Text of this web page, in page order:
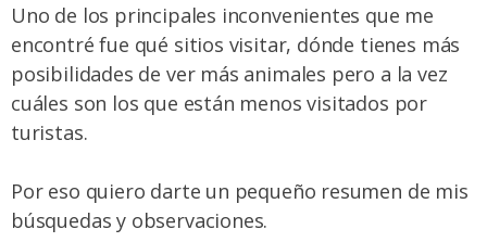
Uno de los principales inconvenientes que me
encontré fue qué sitios visitar, dónde tienes más
posibilidades de ver más animales pero a la vez
cuáles son los que están menos visitados por
turistas.
Por eso quiero darte un pequeño resumen de mis
búsquedas y observaciones.